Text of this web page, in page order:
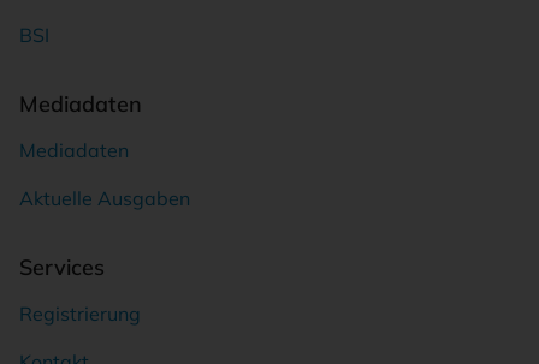
BSI
Mediadaten
Mediadaten
Aktuelle Ausgaben
Services
Registrierung